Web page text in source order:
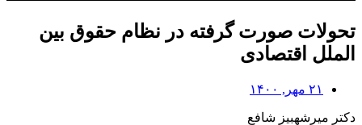
تحولات صورت گرفته در نظام حقوق بین
الملل اقتصادی
۲۱ مهر, ۱۴۰۰
دکتر میرشهبیز شافع